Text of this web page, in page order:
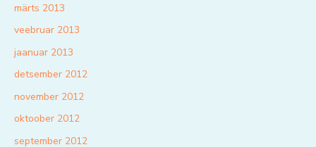
märts 2013
veebruar 2013
jaanuar 2013
detsember 2012
november 2012
oktoober 2012
september 2012